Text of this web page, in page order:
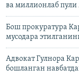
ва миллионлаб
Бош прокуратура
мусодара
Адвокат Гулнора
бошланган